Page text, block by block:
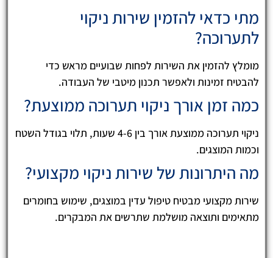
מתי כדאי להזמין שירות ניקוי
לתערוכה?
מומלץ להזמין את השירות לפחות שבועיים מראש כדי
להבטיח זמינות ולאפשר תכנון מיטבי של העבודה.
כמה זמן אורך ניקוי תערוכה ממוצעת?
ניקוי תערוכה ממוצעת אורך בין 4-6 שעות, תלוי בגודל השטח
וכמות המוצגים.
מה היתרונות של שירות ניקוי מקצועי?
שירות מקצועי מבטיח טיפול עדין במוצגים, שימוש בחומרים
מתאימים ותוצאה מושלמת שתרשים את המבקרים.